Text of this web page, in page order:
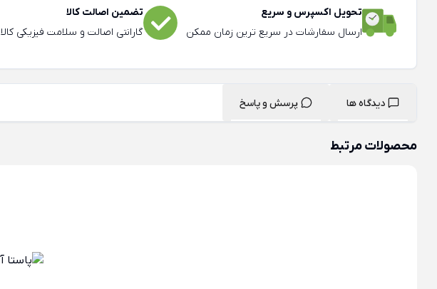
تحویل اکسپرس و سریع
ارسال سفارشات در سریع ترین زمان ممکن
تضمین اصالت کالا
گارانتی اصالت و سلامت فیزیکی کالا
دیدگاه ها پرسش و پاسخ
محصولات مرتبط